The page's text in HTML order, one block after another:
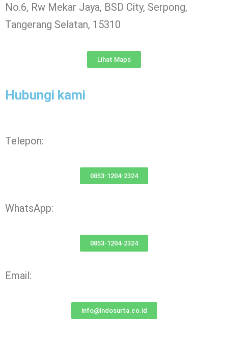
No.6, Rw Mekar Jaya, BSD City, Serpong,
Tangerang Selatan, 15310
Lihat Maps
Hubungi kami
Telepon:
0853-1204-2324
WhatsApp:
0853-1204-2324
Email:
info@indosurta.co.id